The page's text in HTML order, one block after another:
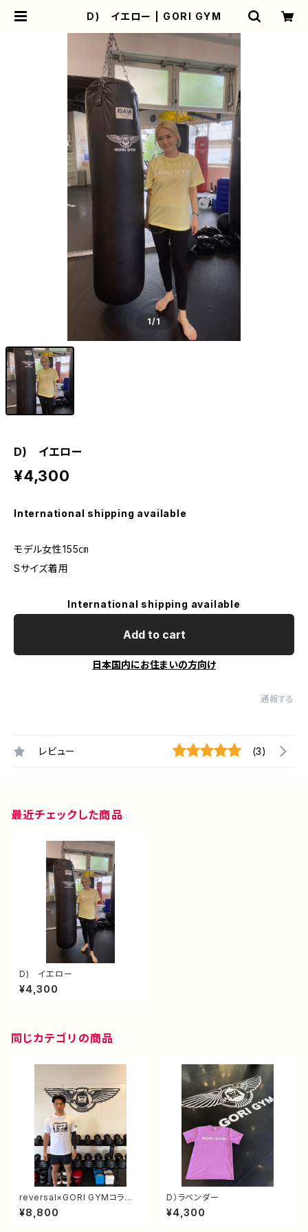
D) イエロー | GORI GYM
1/1
D) イエロー
¥4,300
International shipping available
モデル女性155㎝
Sサイズ着用
International shipping available
Add to cart
日本国内にお住まいの方向け
通報する
レビュー (3)
最近チェックした商品
D) イエロー
¥4,300
同じカテゴリの商品
reversal×GORI GYMコラ
ボ 白ドライＴシャツ
¥8,800
D）ラベンダー
¥4,300